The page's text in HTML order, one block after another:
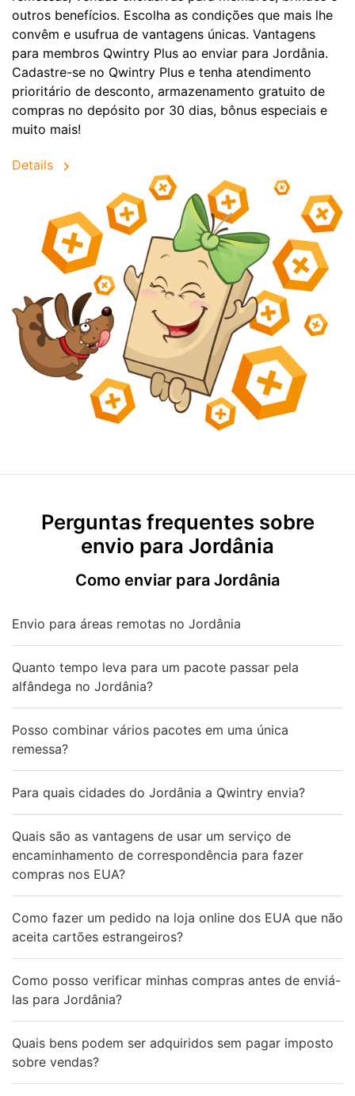
outros benefícios. Escolha as condições que mais lhe
convêm e usufrua de vantagens únicas. Vantagens
para membros Qwintry Plus ao enviar para Jordânia.
Cadastre-se no Qwintry Plus e tenha atendimento
prioritário de desconto, armazenamento gratuito de
compras no depósito por 30 dias, bônus especiais e
muito mais!
Details
Perguntas frequentes sobre
envio para Jordânia
Como enviar para Jordânia
Envio para áreas remotas no Jordânia
Quanto tempo leva para um pacote passar pela
alfândega no Jordânia?
Posso combinar vários pacotes em uma única
remessa?
Para quais cidades do Jordânia a Qwintry envia?
Quais são as vantagens de usar um serviço de
encaminhamento de correspondência para fazer
compras nos EUA?
Como fazer um pedido na loja online dos EUA que não
aceita cartões estrangeiros?
Como posso verificar minhas compras antes de enviá-
las para Jordânia?
Quais bens podem ser adquiridos sem pagar imposto
sobre vendas?